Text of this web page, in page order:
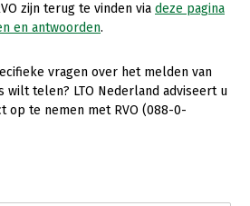
zijn terug te vinden via deze pagina
en antwoorden.
vragen over het melden van
wilt telen? LTO Nederland adviseert u
op te nemen met RVO (088-0-